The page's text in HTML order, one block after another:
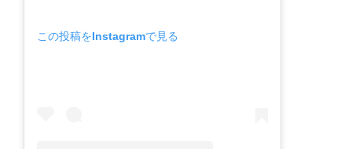
この投稿をInstagramで見る